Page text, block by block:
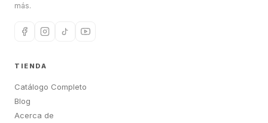
más.
TIENDA
Catálogo Completo
Blog
Acerca de